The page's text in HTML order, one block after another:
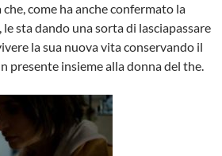
come ha anche confermato la
sta dando una sorta di lasciapassare
la sua nuova vita conservando il
presente insieme alla donna del the.